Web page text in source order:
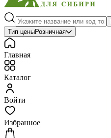
Тип ценыРозничная
Главная
Каталог
Войти
Избранное